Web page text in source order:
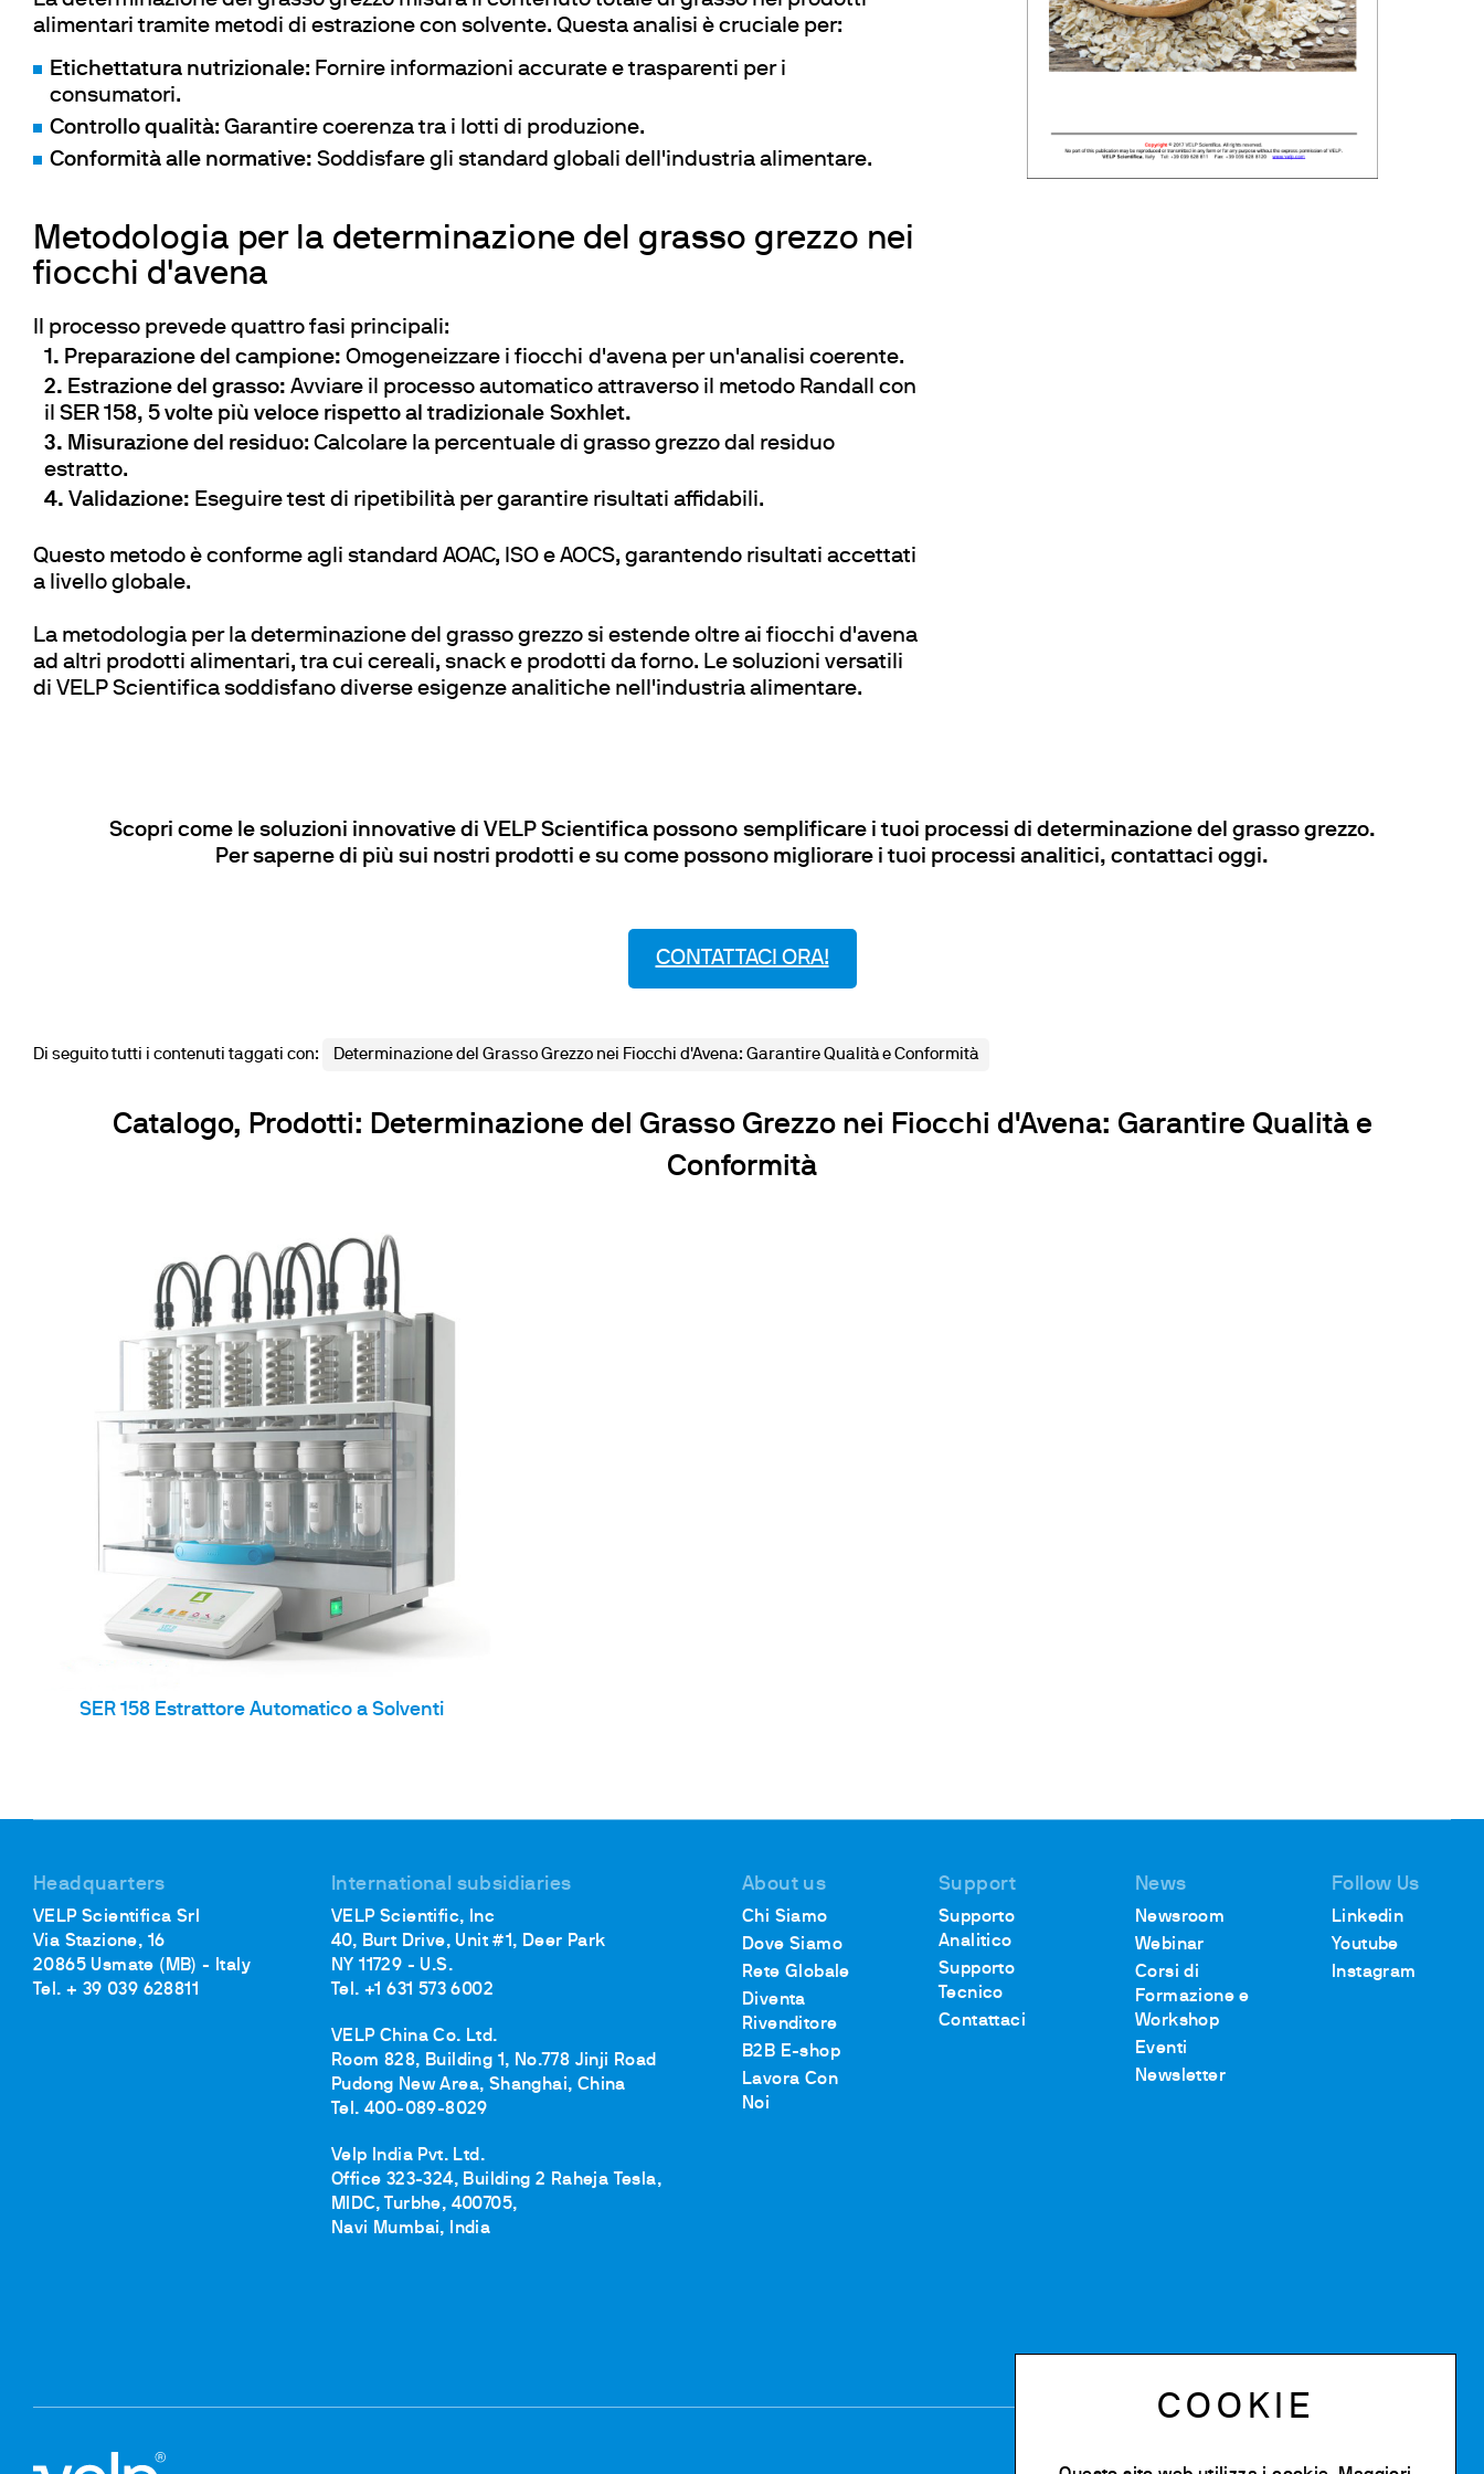
Flocculatori
Torbidimetro
Pompe
alimentari tramite metodi di estrazione con solvente. Questa analisi è cruciale per:
Etichettatura nutrizionale: Fornire informazioni accurate e trasparenti per i
consumatori.
Controllo qualità: Garantire coerenza tra i lotti di produzione.
Conformità alle normative: Soddisfare gli standard globali dell'industria alimentare.
Metodologia per la determinazione del grasso grezzo nei
fiocchi d'avena
Il processo prevede quattro fasi principali:
Preparazione del campione: Omogeneizzare i fiocchi d'avena per un'analisi coerente.
Estrazione del grasso: Avviare il processo automatico attraverso il metodo Randall con
il SER 158, 5 volte più veloce rispetto al tradizionale Soxhlet.
Misurazione del residuo: Calcolare la percentuale di grasso grezzo dal residuo
estratto.
Validazione: Eseguire test di ripetibilità per garantire risultati affidabili.
Questo metodo è conforme agli standard AOAC, ISO e AOCS, garantendo risultati accettati
a livello globale.
La metodologia per la determinazione del grasso grezzo si estende oltre ai fiocchi d'avena
ad altri prodotti alimentari, tra cui cereali, snack e prodotti da forno. Le soluzioni versatili
di VELP Scientifica soddisfano diverse esigenze analitiche nell'industria alimentare.
Scopri come le soluzioni innovative di VELP Scientifica possono semplificare i tuoi processi di determinazione del grasso grezzo.
Per saperne di più sui nostri prodotti e su come possono migliorare i tuoi processi analitici, contattaci oggi.
CONTATTACI ORA!
Di seguito tutti i contenuti taggati con: Determinazione del Grasso Grezzo nei Fiocchi d'Avena: Garantire Qualità e Conformità
Catalogo, Prodotti: Determinazione del Grasso Grezzo nei Fiocchi d'Avena: Garantire Qualità e
Conformità
SER 158 Estrattore Automatico a Solventi
Headquarters
VELP Scientifica Srl
Via Stazione, 16
20865 Usmate (MB) - Italy
Tel. + 39 039 628811
International subsidiaries
VELP Scientific, Inc
40, Burt Drive, Unit #1, Deer Park
NY 11729 - U.S.
Tel. +1 631 573 6002
VELP China Co. Ltd.
Room 828, Building 1, No.778 Jinji Road
Pudong New Area, Shanghai, China
Tel. 400-089-8029
Velp India Pvt. Ltd.
Office 323-324, Building 2 Raheja Tesla,
MIDC, Turbhe, 400705,
Navi Mumbai, India
About us
Chi Siamo
Dove Siamo
Rete Globale
Diventa
Rivenditore
B2B E-shop
Lavora Con
Noi
Support
Supporto
Analitico
Supporto
Tecnico
Contattaci
News
Newsroom
Webinar
Corsi di
Formazione e
Workshop
Eventi
Newsletter
Follow Us
Linkedin
Youtube
Instagram
COOKIE